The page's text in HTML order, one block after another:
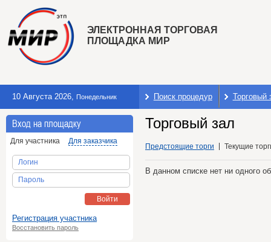
ЭЛЕКТРОННАЯ ТОРГОВАЯ
ПЛОЩАДКА МИР
10 Августа 2026, Понедельник Поиск процедур Торговый
Вход на площадку
Для участника Для заказчика
Логин
Пароль
Войти
Регистрация участника
Восстановить пароль
Торговый зал
Предстоящие торги Текущие
В данном списке нет ни одного